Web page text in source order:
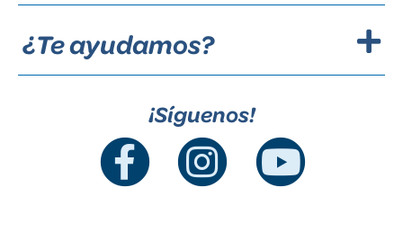
¿Te ayudamos?
¡Síguenos!